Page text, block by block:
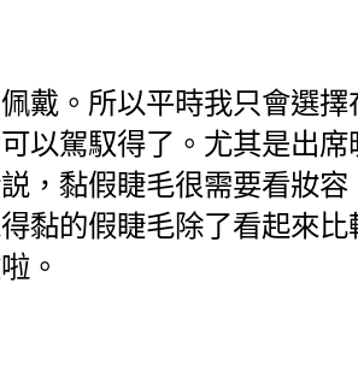
戴。所以平時我只會選
以駕馭得了。尤其是出
，黏假睫毛很需要看妝
黏的假睫毛除了看起來
。